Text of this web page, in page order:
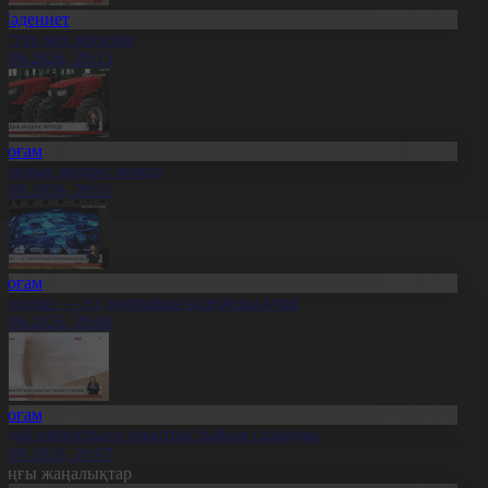
мен креатив
20:13
өндіріс өрледі
20:11
— ел дамуының қозғаушы күші
20:09
импортына уақытша тыйым салынды
20:07
жаңалықтар